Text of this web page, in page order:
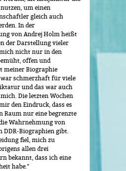
um einen
gleich auch
In der
von Andrej Holm heißt
der Darstellung vieler
nicht nur in den
offen und
meiner Biographie
war schmerzhaft für viele
und das war auch
Die letzten Wochen
den Eindruck, dass es
Raum nur eine begrenzte
Wahrnehmung von
DDR-Biographien gibt.
fiel, mich zu
allen drei
bekannt, dass ich eine
habe."